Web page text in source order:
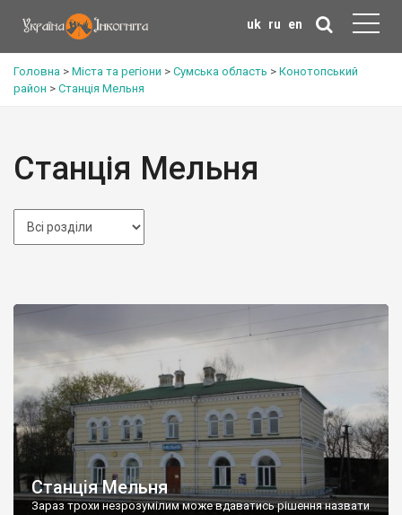
uk ru en
Головна > Міста та регіони > Сумська область > Конотопський
район > Станція Мельня
Станція Мельня
Станція Мельня
Зараз трохи незрозумілим може вдаватись рішення назвати